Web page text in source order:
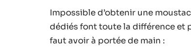
Impossible d’obtenir une
dédiés font toute la différence et
faut avoir à portée de main :